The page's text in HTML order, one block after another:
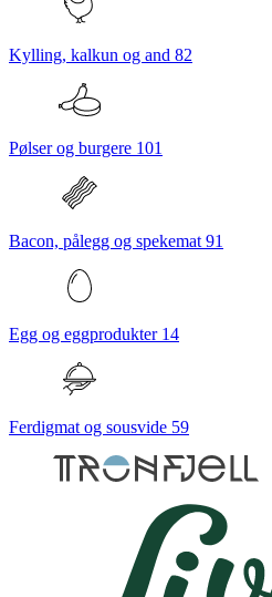
Kylling, kalkun og and 82
Pølser og burgere 101
Bacon, pålegg og spekemat 91
Egg og eggprodukter 14
Ferdigmat og sousvide 59